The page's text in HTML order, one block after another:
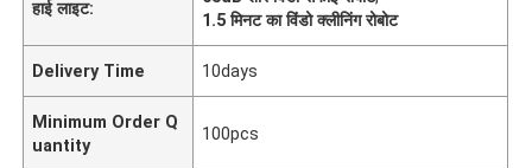
हाई लाइट:
1.5 मिनट का विंडो क्लीनिंग रोबोट
Delivery Time 10days
Minimum Order Q
uantity
100pcs